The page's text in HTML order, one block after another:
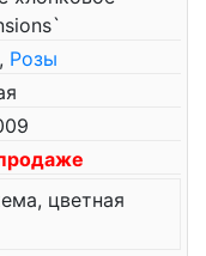
, Розы
цветная